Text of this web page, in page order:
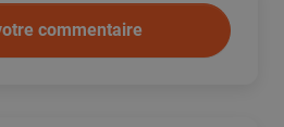
commentaire